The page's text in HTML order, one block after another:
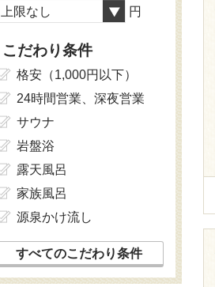
上限なし 円
こだわり条件
格安（1,000円以下）
24時間営業、深夜営業
サウナ
岩盤浴
露天風呂
家族風呂
源泉かけ流し
すべてのこだわり条件